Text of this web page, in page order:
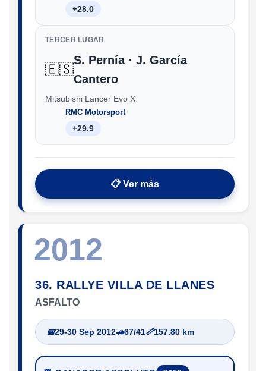
+28.0
TERCER LUGAR
🇪🇸
S. Pernía · J. García
Cantero
Mitsubishi Lancer Evo X
RMC Motorsport
+29.9
📋 Ver más
2012
36. RALLYE VILLA DE LLANES
ASFALTO
📅29-30 Sep 2012🚗67/41📏157.80 km